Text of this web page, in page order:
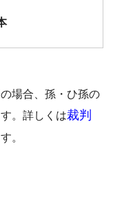
場合、孫・ひ孫の
。詳しくは裁判
。